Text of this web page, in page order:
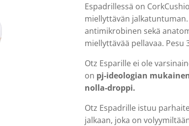
Espadrillessä on
miellyttävän
antimikrobinen sekä
miellyttävää pellavaa. Pesu
Otz Esparille ei ole
on pj-ideologian
nolla-droppi.
Otz Espadrille istuu
jalkaan, joka on